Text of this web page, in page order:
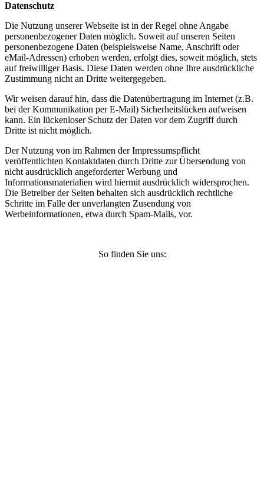
Datenschutz
Die Nutzung unserer Webseite ist in der Regel ohne Angabe
personenbezogener Daten möglich. Soweit auf unseren Seiten
personenbezogene Daten (beispielsweise Name, Anschrift oder
eMail-Adressen) erhoben werden, erfolgt dies, soweit möglich, stets
auf freiwilliger Basis. Diese Daten werden ohne Ihre ausdrückliche
Zustimmung nicht an Dritte weitergegeben.
Wir weisen darauf hin, dass die Datenübertragung im Internet (z.B.
bei der Kommunikation per E-Mail) Sicherheitslücken aufweisen
kann. Ein lückenloser Schutz der Daten vor dem Zugriff durch
Dritte ist nicht möglich.
Der Nutzung von im Rahmen der Impressumspflicht
veröffentlichten Kontaktdaten durch Dritte zur Übersendung von
nicht ausdrücklich angeforderter Werbung und
Informationsmaterialien wird hiermit ausdrücklich widersprochen.
Die Betreiber der Seiten behalten sich ausdrücklich rechtliche
Schritte im Falle der unverlangten Zusendung von
Werbeinformationen, etwa durch Spam-Mails, vor.
So finden Sie uns: